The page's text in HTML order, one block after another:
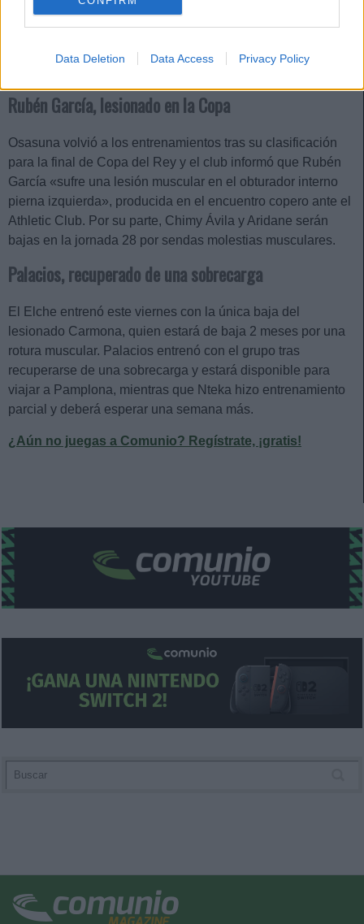
Data Deletion Data Access Privacy Policy
Rubén García, lesionado en la Copa
Osasuna volvió a los entrenamientos tras su clasificación
para la final de Copa del Rey y el club informó que Rubén
García «sufre una lesión muscular en el obturador interno
pierna izquierda», producida en el encuentro copero ante el
Athletic Club. Por su parte, Chimy Ávila y Aridane serán
bajas en la jornada 28 por sendas molestias musculares.
Palacios, recuperado de una sobrecarga
El Elche entrenó este viernes con la única baja del
lesionado Carmona, quien estará de baja 2 meses por una
rotura muscular. Palacios entrenó con el grupo tras
recuperarse de una sobrecarga y estará disponible para
viajar a Pamplona, mientras que Nteka hizo entrenamiento
parcial y deberá esperar una semana más.
¿Aún no juegas a Comunio? Regístrate, ¡gratis!